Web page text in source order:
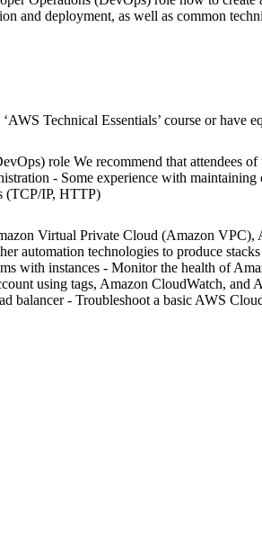
and deployment, as well as common
Technical Essentials’ course or have
role We recommend that attendees
- Some experience with
(TCP/IP, HTTP)
Virtual Private Cloud (Amazon
automation technologies to produce
with instances - Monitor the health of
using tags, Amazon CloudWatch, and
balancer - Troubleshoot a basic AWS